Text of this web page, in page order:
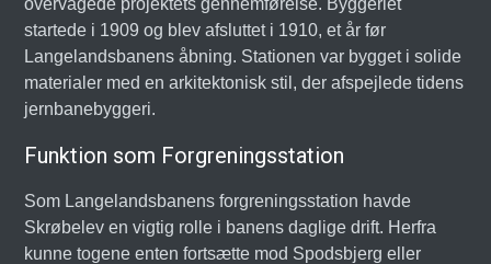
overvågede projektets gennemførelse. Byggeriet
startede i 1909 og blev afsluttet i 1910, et år før
Langelandsbanens åbning. Stationen var bygget i solide
materialer med en arkitektonisk stil, der afspejlede tidens
jernbanebyggeri.
Funktion som Forgreningsstation
Som Langelandsbanens forgreningsstation havde
Skrøbelev en vigtig rolle i banens daglige drift. Herfra
kunne togene enten fortsætte mod Spodsbjerg eller